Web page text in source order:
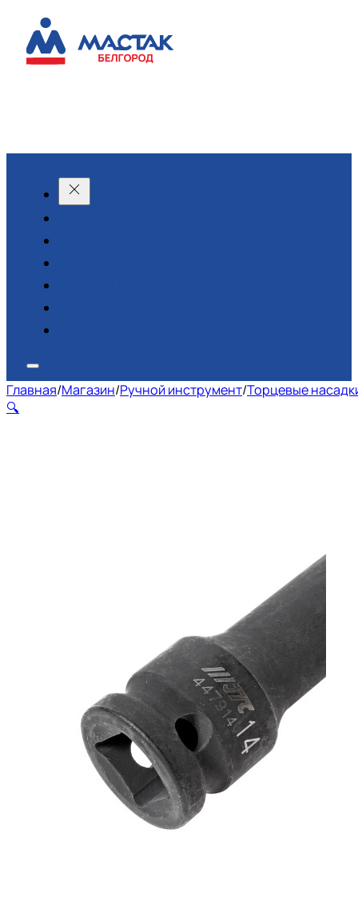
Главная/Магазин/Ручной инструмент/Торцевые
🔍